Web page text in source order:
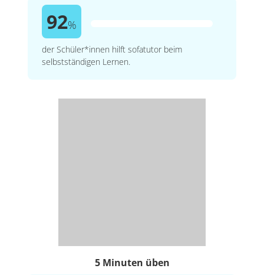
92%
der Schüler*innen hilft sofatutor beim
selbstständigen Lernen.
5 Minuten üben